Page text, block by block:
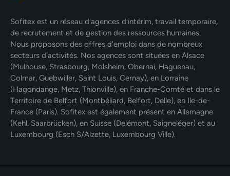
Sofitex est un réseau d'agences d'intérim, travail temporaire,
de recrutement et de gestion des ressources humaines.
Nous proposons des offres d'emploi dans de nombreux
secteurs d'activités. Nos agences sont situées en Alsace
(Mulhouse, Strasbourg, Molsheim, Obernai, Haguenau,
Colmar, Guebwiller, Saint Louis, Cernay), en Lorraine
(Hagondange, Metz, Thionville), en Franche-Comté et dans le
Territoire de Belfort (Montbéliard, Belfort, Delle), en Ile-de-
France (Paris). Sofitex est également présent en Allemagne
(Kehl, Saarbrücken), en Suisse (Delémont, Saigneléger) et au
Luxembourg (Esch S/Alzette, Luxembourg Ville).